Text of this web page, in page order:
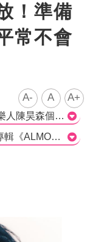
！準備
常不會
A- A A+
這篇文章報導了新進音樂人陳昊森個人首張專輯的預購情況和宣傳活動。根據報導，陳昊森的限定版實體專輯預購一空，並登上博客來即時榜冠軍，主打歌〈孤傲〉也在KKBOX即時榜爬升至第三名。華研國際和陳昊森為回饋歌迷舉辦專輯同名簽唱會，提供了和歌迷近距離接觸的機會。值得一提的是，陳昊森除了音樂宣傳外，還兼顧戲劇工作，每周都要飛來飛去。他對於與歌迷相見感到開心並表示期待，同時準備了手寫卡片送給幸運的歌迷。 這篇文章中提到了陳昊森的新專輯《ALMOST HUMAN》呈現了真實的陳昊森，展現了他除了演員角色以外的音樂才華。陳昊森表示希望能夠透過他的音樂觸動聽眾，給予他們力量。專輯中也收錄了陳昊森想要分享的故事，其中包括他對冬天白雪和日出陽光的感受。在被問及末日即將來臨時，他最想挑戰的事情時，他豪爽地回答想要裸奔和裸泳。 整體而言，這篇文章報導了陳昊森首張專輯的預購情況和宣傳活動，並呈現了他對音樂創作的熱情和對粉絲的感激之情。相信陳昊森的粉絲們對他的新專輯充滿期待，並期待在簽唱會上能夠與他近距離互動。>
Q1: 陳昊森的首張個人專輯《ALMOST HUMAN》的預購起跑後，多久內首批實體專輯VIP限定版就銷售一空了？ A. 1小時 B. 30分鐘 C. 10分鐘 D. 5分鐘 正確答案: C. 10分鐘 Q2: 陳昊森的首波主打歌〈孤傲〉在KKBOX的即時榜上排名第幾名？ A. 第一名 B. 第二名 C. 第三名 D. 第四名 正確答案: C. 第三名 Q3: 陳昊森舉辦專輯同名簽唱會的日期是在哪兩天？ A. 11/10、11/11 B. 11/11、11/12 C. 11/12、11/13 D. 11/13、11/14 正確答案: B. 11/11、11/12